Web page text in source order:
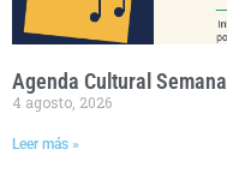
Agenda Cultural Semanal
4 agosto, 2026
Leer más »